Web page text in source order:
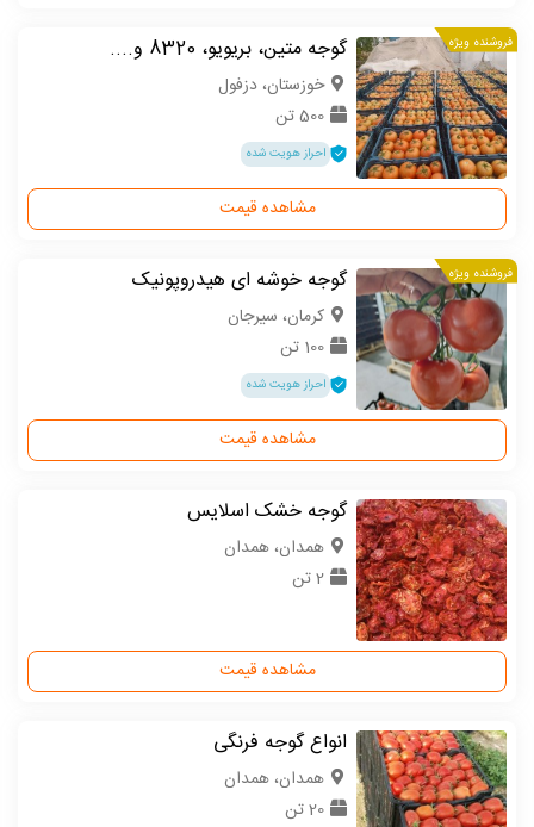
فروشنده ویژه گوجه متین، بریویو، 8320 و....
خوزستان، دزفول
500 تن
احراز هویت شده
مشاهده قیمت
فروشنده ویژه گوجه خوشه ای هیدروپونیک
كرمان، سیرجان
100 تن
احراز هویت شده
مشاهده قیمت
گوجه خشک اسلایس
همدان، همدان
2 تن
مشاهده قیمت
انواع گوجه فرنگی
همدان، همدان
20 تن